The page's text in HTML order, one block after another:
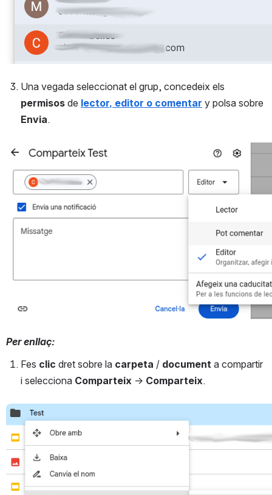
permisos de lector, editor o comentar
Envia.
Open
Per enllaç:
Fes clic dret sobre la carpeta / document a compartir
i selecciona Comparteix → Comparteix.
Open